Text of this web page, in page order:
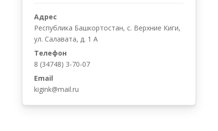
Адрес
Республика Башкортостан, с. Верхние Киги,
ул. Салавата, д. 1 А
Телефон
8 (34748) 3-70-07
Email
kigink@mail.ru